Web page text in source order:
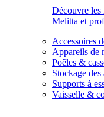
Découvre les
Melitta et
Accessoires
Appareils de
Poêles &
Stockage des
Supports à
Vaisselle &